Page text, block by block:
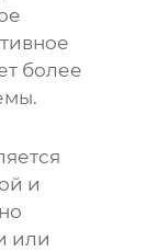
более
и
или